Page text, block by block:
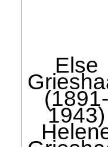
Else
1943)